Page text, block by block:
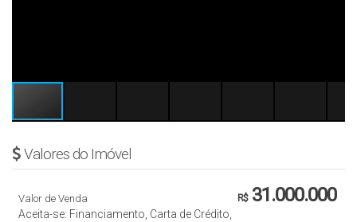
Valores do Imóvel
R$31.000.000
Valor de Venda
Aceita-se: Financiamento, Carta de Crédito,